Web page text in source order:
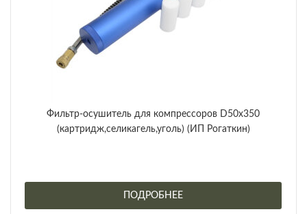
Фильтр-осушитель для компрессоров D50x350
(картридж,селикагель,уголь) (ИП Рогаткин)
ПОДРОБНЕЕ